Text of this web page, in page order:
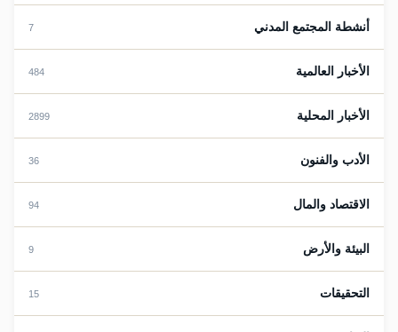
أنشطة المجتمع المدني 7
الأخبار العالمية 484
الأخبار المحلية 2899
الأدب والفنون 36
الاقتصاد والمال 94
البيئة والأرض 9
التحقيقات 15